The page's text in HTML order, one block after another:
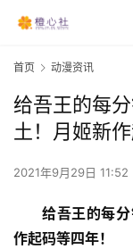
首页 动漫资讯
给吾王的每
土！月姬新作
2021年9月29日 11:52
给吾王的每
作起码等四年！